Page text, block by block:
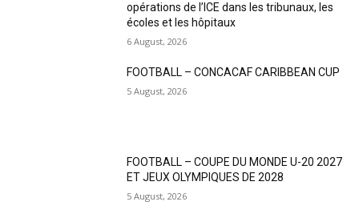
opérations de l’ICE dans les tribunaux, les
écoles et les hôpitaux
6 August, 2026
FOOTBALL – CONCACAF CARIBBEAN CUP
5 August, 2026
FOOTBALL – COUPE DU MONDE U-20 2027
ET JEUX OLYMPIQUES DE 2028
5 August, 2026